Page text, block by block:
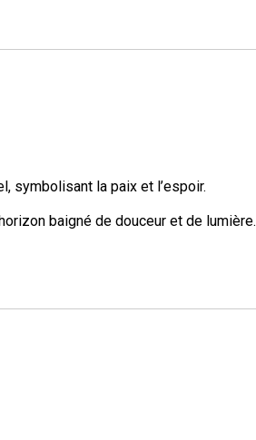
symbolisant la paix et l’espoir.
baigné de douceur et de lumière.